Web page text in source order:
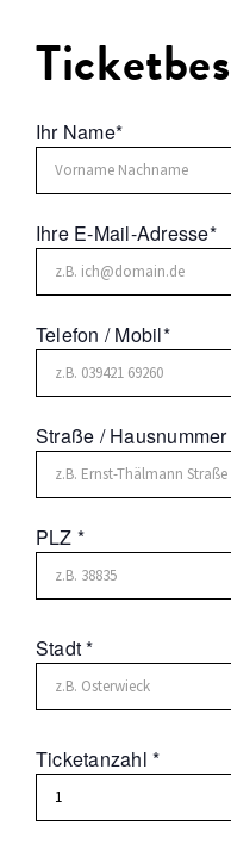
Ihr Name*
Ihre E-Mail-Adresse*
Telefon / Mobil*
Straße / Hausnummer
PLZ *
Stadt *
Ticketanzahl *